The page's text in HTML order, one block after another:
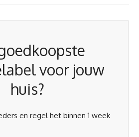
voor jouw
huis?
en regel het binnen 1 week